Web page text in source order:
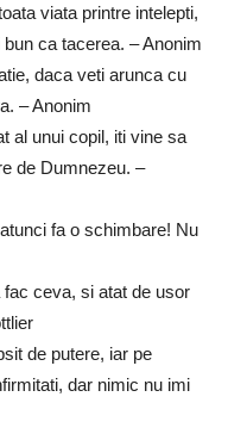
viata printre intelepti,
ca tacerea. – Anonim
daca veti arunca cu
– Anonim
al unui copil, iti vine sa
de Dumnezeu. –
fa o schimbare! Nu
ceva, si atat de usor
de putere, iar pe
dar nimic nu imi